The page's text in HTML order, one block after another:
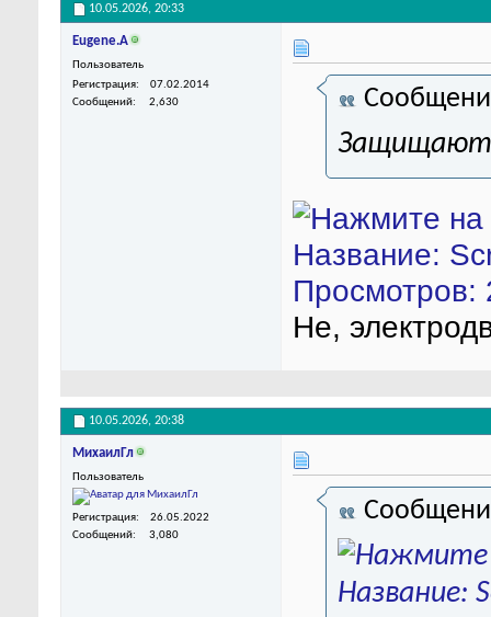
10.05.2026, 20:33
Eugene.A
Пользователь
Регистрация
07.02.2014
Сообщений
2,630
Защищают
Не,
10.05.2026, 20:38
МихаилГл
Пользователь
Регистрация
26.05.2022
Сообщений
3,080